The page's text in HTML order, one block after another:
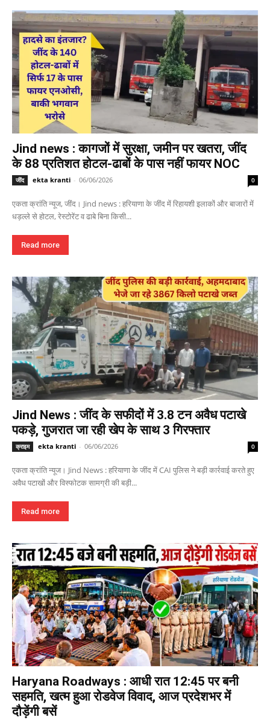
Jind news : कागजों में सुरक्षा, जमीन पर खतरा, जींद
के 88 प्रतिशत होटल-ढाबों के पास नहीं फायर NOC
जींद ekta kranti - 06/06/2026 0
एकता क्रांति न्यूज, जींद। Jind news : हरियाणा के जींद में रिहायशी इलाकों और बाजारों में
धड़ल्ले से होटल, रेस्टोरेंट व ढाबे बिना किसी...
Read more
Jind News : जींद के सफीदों में 3.8 टन अवैध पटाखे
पकड़े, गुजरात जा रही खेप के साथ 3 गिरफ्तार
क्राइम ekta kranti - 06/06/2026 0
एकता क्रांति न्यूज। Jind News : हरियाणा के जींद में CAI पुलिस ने बड़ी कार्रवाई करते हुए
अवैध पटाखों और विस्फोटक सामग्री की बड़ी...
Read more
Haryana Roadways : आधी रात 12:45 पर बनी
सहमति, खत्म हुआ रोडवेज विवाद, आज प्रदेशभर में
दौड़ेंगी बसें